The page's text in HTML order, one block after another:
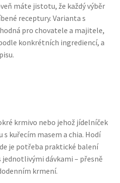
obsah masa, bez obilovin
máte jistotu, že každý výběr
receptury. Varianta s
pro chovatele a majitele,
konkrétních ingrediencí, a
krmivo nebo jehož jídelníček
kuřecím masem a chia. Hodí
je potřeba praktické balení
jednotlivými dávkami – přesně
krmení.